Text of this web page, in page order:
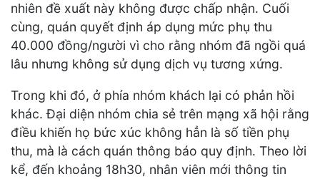
nhiên đề xuất này không được chấp nhận. Cuối
cùng, quán quyết định áp dụng mức phụ thu
40.000 đồng/người vì cho rằng nhóm đã ngồi quá
lâu nhưng không sử dụng dịch vụ tương xứng.
Trong khi đó, ở phía nhóm khách lại có phản hồi
khác. Đại diện nhóm chia sẻ trên mạng xã hội rằng
điều khiến họ bức xúc không hẳn là số tiền phụ
thu, mà là cách quán thông báo quy định. Theo lời
kể, đến khoảng 18h30, nhân viên mới thông tin